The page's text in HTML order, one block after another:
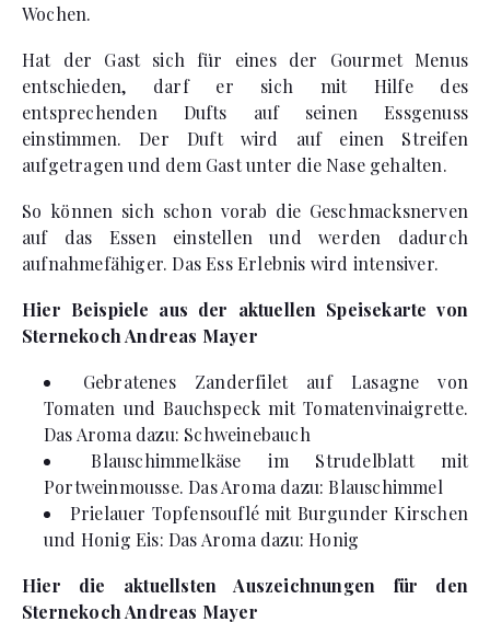
Wochen.
Hat der Gast sich für eines der Gourmet Menus
entschieden, darf er sich mit Hilfe des
entsprechenden Dufts auf seinen Essgenuss
einstimmen. Der Duft wird auf einen Streifen
aufgetragen und dem Gast unter die Nase gehalten.
So können sich schon vorab die Geschmacksnerven
auf das Essen einstellen und werden dadurch
aufnahmefähiger. Das Ess Erlebnis wird intensiver.
Hier Beispiele aus der aktuellen Speisekarte von
Sternekoch Andreas Mayer
Gebratenes Zanderfilet auf Lasagne von
Tomaten und Bauchspeck mit Tomatenvinaigrette.
Das Aroma dazu: Schweinebauch
Blauschimmelkäse im Strudelblatt mit
Portweinmousse. Das Aroma dazu: Blauschimmel
Prielauer Topfensouflé mit Burgunder Kirschen
und Honig Eis: Das Aroma dazu: Honig
Hier die aktuellsten Auszeichnungen für den
Sternekoch Andreas Mayer